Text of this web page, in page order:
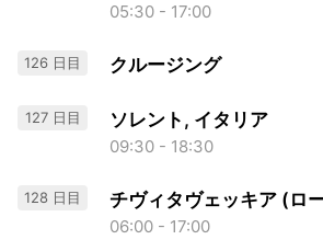
05:30 - 17:00
126 日目 クルージング
127 日目 ソレント, イタリア
09:30 - 18:30
128 日目 チヴィタヴェッキア (ロ
06:00 - 17:00